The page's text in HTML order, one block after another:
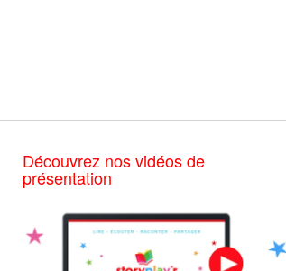
Découvrez nos vidéos de
présentation